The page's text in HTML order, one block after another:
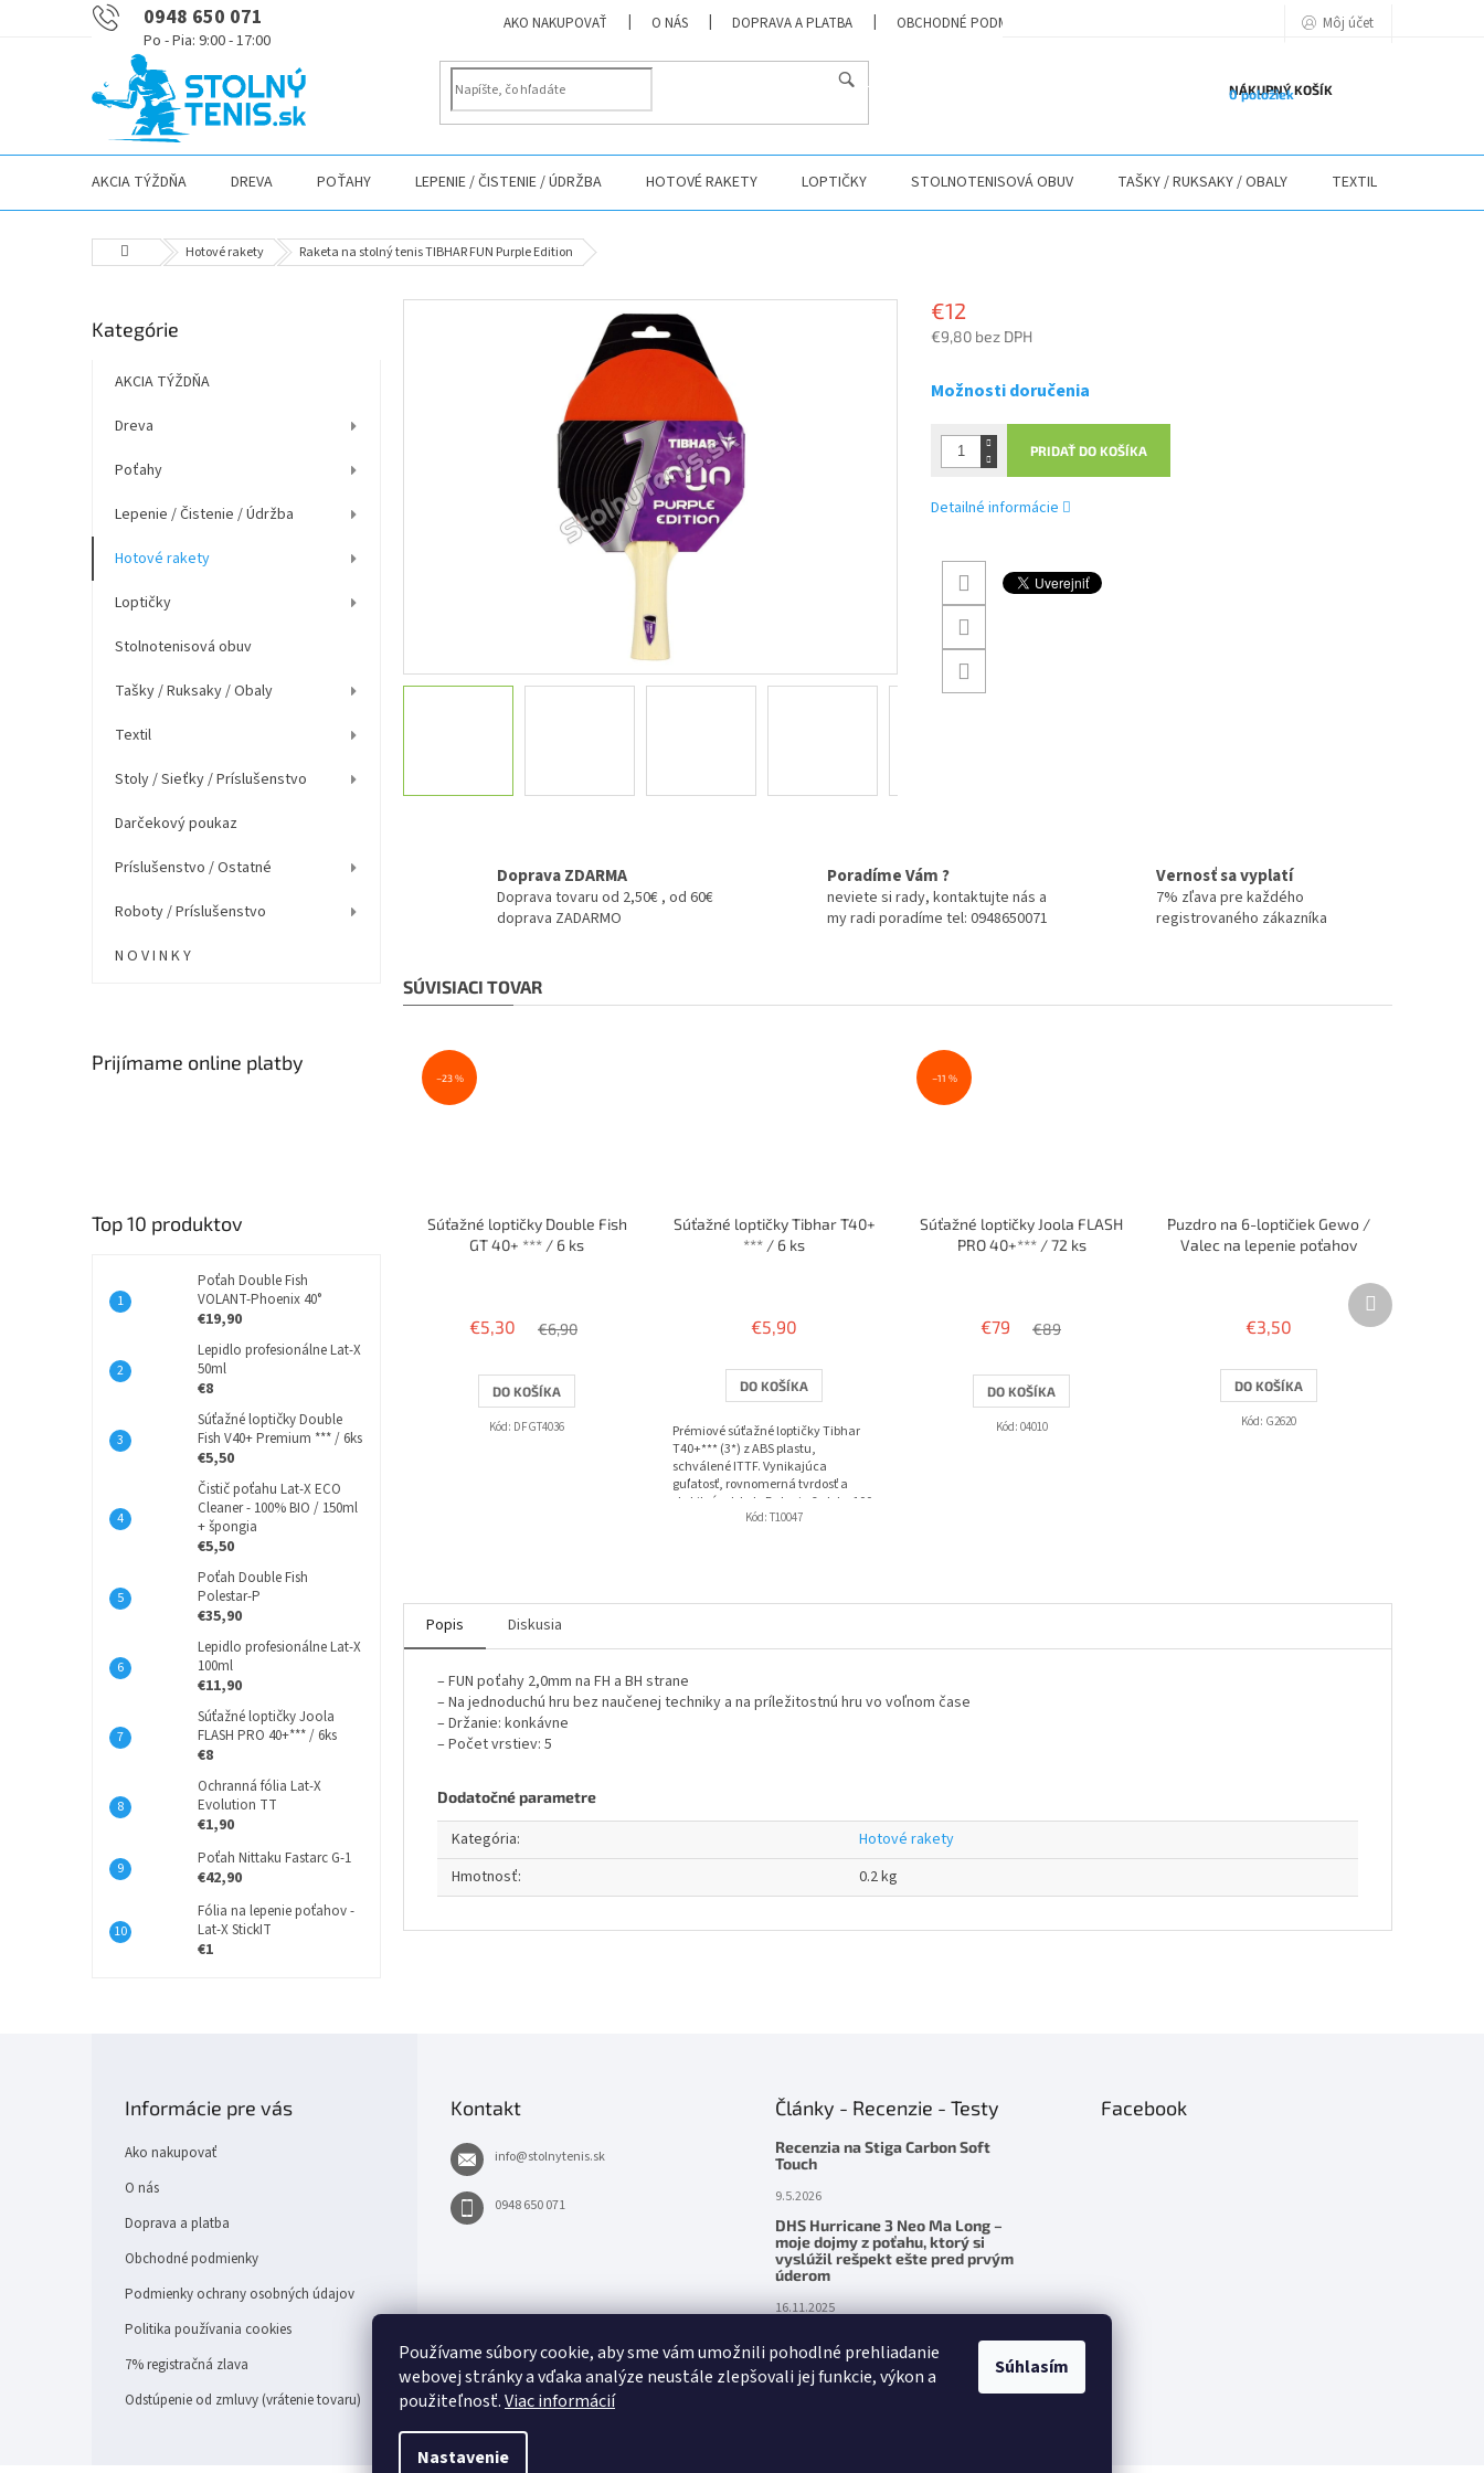
Používame súbory cookie, aby sme vám umožnili pohodlné prehliadanie
webovej stránky a vďaka analýze neustále zlepšovali jej funkcie, výkon a
použiteľnosť.Viac informácií
Nastavenie
Súhlasím
0948 650 071 AKO NAKUPOVAŤ O NÁS DOPRAVA A PLATBA OBCHODNÉ PODMIENKY PODMIENKY OCHRANY OSOBNÝCH ÚDAJOVMôj účet
NÁKUPNÝ KOŠÍK
0 položiek
AKCIA TÝŽDŇA DREVA POŤAHY LEPENIE / ČISTENIE / ÚDRŽBA HOTOVÉ RAKETY LOPTIČKY STOLNOTENISOVÁ OBUV TAŠKY / RUKSAKY / OBALY TEXTIL
DomovHotové rakety Raketa na stolný tenis TIBHAR FUN Purple Edition
o
Preskočiť
Kategórie
AKCIA TÝŽDŇA
Dreva
Poťahy
Lepenie / Čistenie / Údržba
Hotové rakety
Loptičky
Stolnotenisová obuv
Tašky / Ruksaky / Obaly
Textil
Stoly / Sieťky / Príslušenstvo
Darčekový poukaz
Príslušenstvo / Ostatné
Roboty / Príslušenstvo
N O V I N K Y
Prijímame online platby
Top 10 produktov
Poťah Double Fish
VOLANT-Phoenix 40°
€19,90
Lepidlo profesionálne Lat-X
50ml
€8
Súťažné loptičky Double
Fish V40+ Premium *** / 6ks
€5,50
Čistič poťahu Lat-X ECO
Cleaner - 100% BIO / 150ml
+ špongia
€5,50
Poťah Double Fish
Polestar-P
€35,90
Lepidlo profesionálne Lat-X
100ml
€11,90
Súťažné loptičky Joola
FLASH PRO 40+*** / 6ks
€8
Ochranná fólia Lat-X
Evolution TT
€1,90
Poťah Nittaku Fastarc G-1
€42,90
Fólia na lepenie poťahov -
Lat-X StickIT
€1
€12
€9,80 bez DPH
cena:
Možnosti doručenia
PRIDAŤ DO KOŠÍKA
Detailné informácie
Doprava ZDARMA
Doprava tovaru od 2,50€ , od 60€
doprava ZADARMO
Poradíme Vám ?
neviete si rady, kontaktujte nás a
my radi poradíme tel: 0948650071
Vernosť sa vyplatí
7% zľava pre každého
registrovaného zákazníka
SÚVISIACI TOVAR
–23 %
Súťažné loptičky Double Fish
GT 40+ *** / 6 ks
€5,30 €6,90
DO KOŠÍKA
Kód: DFGT4036
Súťažné loptičky Tibhar T40+
*** / 6 ks
€5,90
DO KOŠÍKA
Prémiové súťažné loptičky Tibhar
T40+*** (3*) z ABS plastu,
schválené ITTF. Vynikajúca
guľatosť, rovnomerná tvrdosť a
stabilný odskok. Balenie 6 alebo 100
Kód: T10047
–11 %
Súťažné loptičky Joola FLASH
PRO 40+*** / 72 ks
z
5
hviezdičiek.
€79 €89
DO KOŠÍKA
Kód: 04010
Puzdro na 6-loptičiek Gewo /
Valec na lepenie poťahov
€3,50
DO KOŠÍKA
Kód: G2620
Ďalší
produkt
Popis Diskusia
– FUN poťahy 2,0mm na FH a BH strane
– Na jednoduchú hru bez naučenej techniky a na príležitostnú hru vo voľnom čase
– Držanie: konkávne
– Počet vrstiev: 5
Dodatočné parametre
Kategória:
Hotové rakety
Hmotnosť: 0.2 kg
Informácie pre vás
Ako nakupovať
O nás
Doprava a platba
Obchodné podmienky
Podmienky ochrany osobných údajov
Politika používania cookies
7% registračná zlava
Odstúpenie od zmluvy (vrátenie tovaru)
Kontakt
info@stolnytenis.sk
0948 650 071
Články - Recenzie - Testy
Recenzia na Stiga Carbon Soft
Touch
9.5.2026
DHS Hurricane 3 Neo Ma Long –
moje dojmy z poťahu, ktorý si
vyslúžil rešpekt ešte pred prvým
úderom
16.11.2025
Palatinus Handmade ZENITH ZC 5.7
– precítená sila v ruke
24.5.2025
Facebook